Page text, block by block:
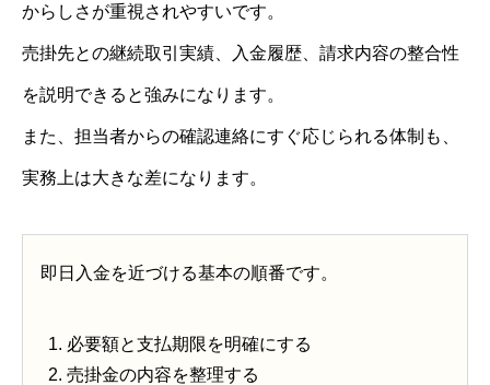
からしさが重視されやすいです。
売掛先との継続取引実績、入金履歴、請求内容の整合性
を説明できると強みになります。
また、担当者からの確認連絡にすぐ応じられる体制も、
実務上は大きな差になります。
即日入金を近づける基本の順番です。
必要額と支払期限を明確にする
売掛金の内容を整理する